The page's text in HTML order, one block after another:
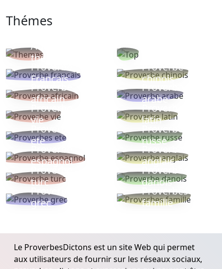
Thémes
Autres
thèmes
Proverbe
Français
Proverbe
chinois
Proverbe
africain
Proverbe
arabe
Proverbe
vie
Proverbe
latin
Proverbes
ete
Proverbe
russe
Proverbe
espagnol
Proverbe
anglais
Proverbe
turc
Proverbe
danois
Proverbe
grec
Proverbes
famille
Le ProverbesDictons est un site Web qui permet
aux utilisateurs de fournir sur les réseaux sociaux,